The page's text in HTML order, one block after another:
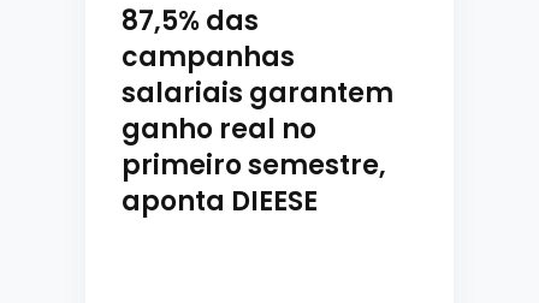
87,5% das
campanhas
salariais garantem
ganho real no
primeiro semestre,
aponta DIEESE